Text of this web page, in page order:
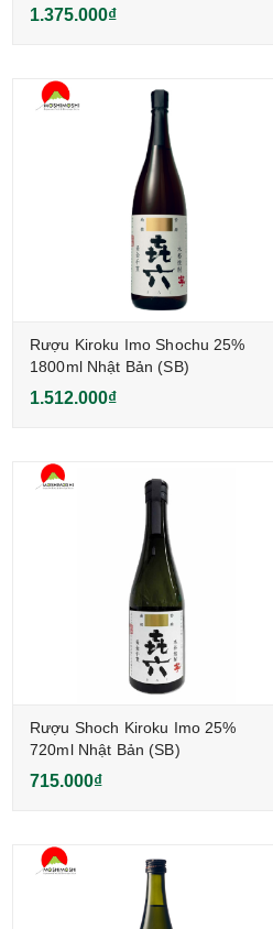
1.375.000₫
Rượu Kiroku Imo Shochu 25%
1800ml Nhật Bản (SB)
1.512.000₫
Rượu Shoch Kiroku Imo 25%
720ml Nhật Bản (SB)
715.000₫